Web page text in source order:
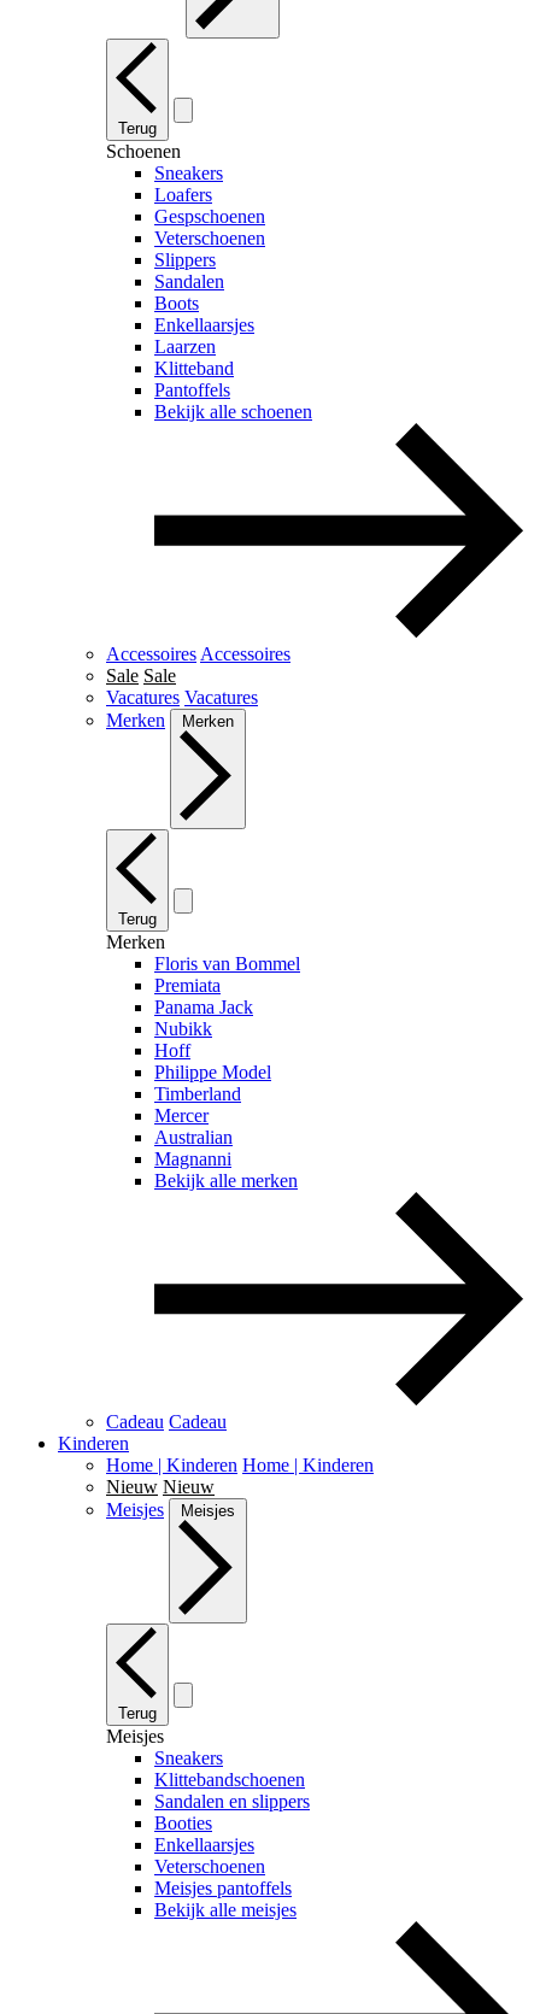
Terug
Schoenen
Sneakers
Loafers
Gespschoenen
Veterschoenen
Slippers
Sandalen
Boots
Enkellaarsjes
Laarzen
Klitteband
Pantoffels
Bekijk alle schoenen
Accessoires Accessoires
Sale Sale
Vacatures Vacatures
Merken
Merken
Terug
Merken
Floris van Bommel
Premiata
Panama Jack
Nubikk
Hoff
Philippe Model
Timberland
Mercer
Australian
Magnanni
Bekijk alle merken
Cadeau Cadeau
Kinderen
Home | Kinderen Home | Kinderen
Nieuw Nieuw
Meisjes
Meisjes
Terug
Meisjes
Sneakers
Klittebandschoenen
Sandalen en slippers
Booties
Enkellaarsjes
Veterschoenen
Meisjes pantoffels
Bekijk alle meisjes